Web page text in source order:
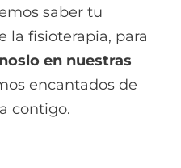
saber tu
la fisioterapia, para
en nuestras
encantados de
contigo.